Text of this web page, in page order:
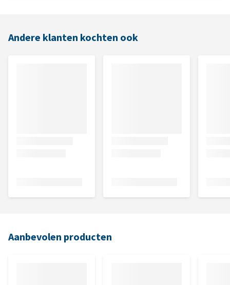
Andere klanten kochten ook
Aanbevolen producten